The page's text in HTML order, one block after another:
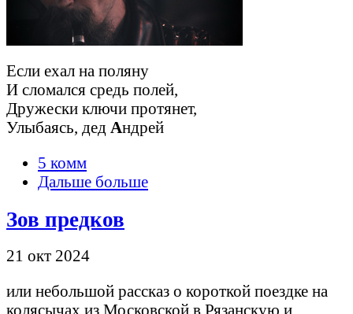
Если ехал на поляну
И сломался средь полей,
Дружески ключи протянет,
Улыбаясь, дед Андрей
5 комм
Дальше больше
Зов предков
21 окт 2024
или небольшой рассказ о короткой поездке на
колясычах из Московской в Рязанскую и